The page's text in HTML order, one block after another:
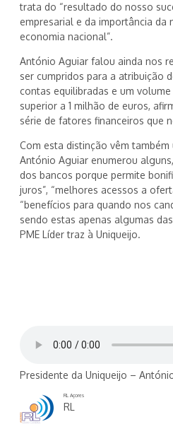
trata do “resultado do nosso
empresarial e da importância da
economia nacional”.
António Aguiar falou ainda nos
ser cumpridos para a atribuição
contas equilibradas e um
superior a 1 milhão de euros,
série de fatores financeiros que
Com esta distinção vêm também
António Aguiar enumerou
dos bancos porque permite
juros”, “melhores acessos a
“benefícios para quando nos
sendo estas apenas algumas
PME Líder traz à Uniqueijo.
Presidente da Uniqueijo –
RL Açores
RL